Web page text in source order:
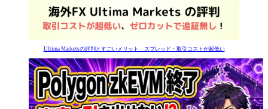
Ultima Marketsの評判とすごいメリット スプレッド・取引コストが超低い